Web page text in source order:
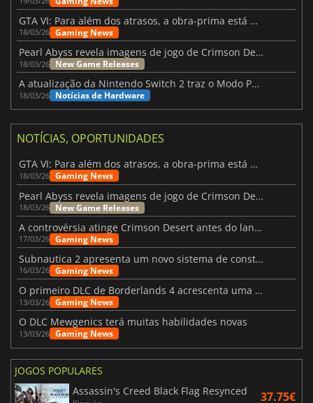
GTA VI: Para além dos atrasos, a obra-prima está quase a chegar
18/03/26 Gaming News
Pearl Abyss revela imagens de jogo de Crimson Desert para a PS5
18/03/26 New Game Releases
A atualização da Nintendo Switch 2 traz o Modo Portátil aos jogos mais antigos da Switch
18/03/26 Notícias de Hardware
NOTÍCIAS, OPORTUNIDADES
GTA VI: Para além dos atrasos, a obra-prima está quase a chegar
18/03/26 Gaming News
Pearl Abyss revela imagens de jogo de Crimson Desert para a PS5
18/03/26 New Game Releases
A controvérsia atinge Crimson Desert antes do lançamento
17/03/26 Gaming News
Subnautica 2 apresenta um novo sistema de construção de bases
16/03/26 Gaming News
O primeiro DLC de Borderlands 4 acrescenta uma nova personagem e muito mais
13/03/26 Gaming News
O DLC Mewgenics terá muitas habilidades novas
13/03/26 Gaming News
JOGOS POPULARES
Assassin's Creed Black Flag Resynced
37.75€